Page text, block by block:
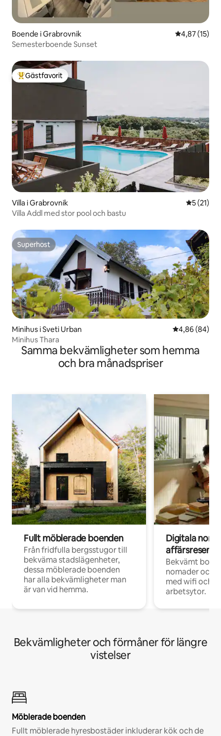
Boende i Grabrovnik 4,87 av 5 i
4,87 (15)
Semesterboende Sunset
Populär gästfavorit
Gästfavorit
Villa i Grabrovnik 5 av 5 i
5 (21)
Villa Addl med stor pool och bastu
Superhost
Superhost
Minihus i Sveti Urban 4,86 av 5 i
4,86 (84)
Minihus Thara
Samma bekvämligheter som hemma
och bra månadspriser
Fullt möblerade boenden
Från fridfulla bergsstugor till
bekväma stadslägenheter,
dessa möblerade boenden
har alla bekvämligheter man
är van vid hemma.
Digitala
Bekvämt
nomader och
med wifi och
arbetsytor.
Bekvämligheter och förmåner för längre
vistelser
Möblerade boenden
Fullt möblerade hyresbostäder inkluderar kök och de